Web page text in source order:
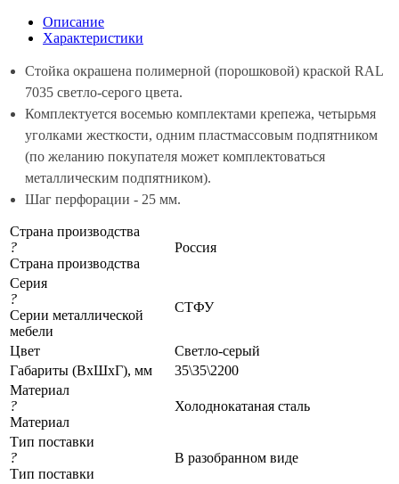
Описание
Характеристики
Стойка окрашена полимерной (порошковой) краской RAL
7035 светло-серого цвета.
Комплектуется восемью комплектами крепежа, четырьмя
уголками жесткости, одним пластмассовым подпятником
(по желанию покупателя может комплектоваться
металлическим подпятником).
Шаг перфорации - 25 мм.
Страна производства
?
Страна производства
Россия
Серия
?
Серии металлической
мебели
СТФУ
Цвет
Светло-серый
Габариты (ВхШхГ), мм
35\35\2200
Материал
?
Материал
Холоднокатаная сталь
Тип поставки
?
Тип поставки
В разобранном виде